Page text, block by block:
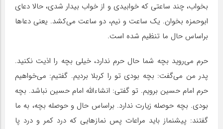
بخواب، چند ساعتی که خوابیدی و از خواب بیدار شدی، حالا دعای
ابوحمزه بخوان. یک ساعت و نیم، دو ساعت می‌کشد. یعنی دعاها
براساس حال ما تنظیم شده است.
حرم می‌روید بچه شما حال حرم ندارد، خیلی بچه را اذیت نکنید.
پدر من می‌گفت: بچه بودی تو را کربلا بردیم. گفتیم: می‌خواهیم
حرم امام حسین برویم. تو گفتی: انشاءالله امام حسین نباشد. بچه
بودی. بچه حوصله زیارت ندارد. براساس حال و حوصله بچه، به ما
گفتند: پیشنماز باید مراعات پس نمازهایی که درد کمر و درد پا